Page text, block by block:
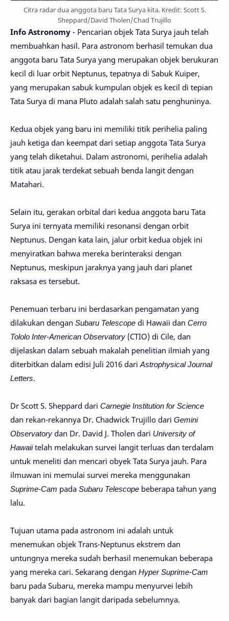
Citra radar dua anggota baru Tata Surya kita. Kredit: Scott S.
Sheppard/David Tholen/Chad Trujillo
Info Astronomy - Pencarian objek Tata Surya jauh telah
membuahkan hasil. Para astronom berhasil temukan dua
anggota baru Tata Surya yang merupakan objek berukuran
kecil di luar orbit Neptunus, tepatnya di Sabuk Kuiper,
yang merupakan sabuk kumpulan objek es kecil di tepian
Tata Surya di mana Pluto adalah salah satu penghuninya.
Kedua objek yang baru ini memiliki titik perihelia paling
jauh ketiga dan keempat dari setiap anggota Tata Surya
yang telah diketahui. Dalam astronomi, perihelia adalah
titik atau jarak terdekat sebuah benda langit dengan
Matahari.
Selain itu, gerakan orbital dari kedua anggota baru Tata
Surya ini ternyata memiliki resonansi dengan orbit
Neptunus. Dengan kata lain, jalur orbit kedua objek ini
menyiratkan bahwa mereka berinteraksi dengan
Neptunus, meskipun jaraknya yang jauh dari planet
raksasa es tersebut.
Penemuan terbaru ini berdasarkan pengamatan yang
dilakukan dengan Subaru Telescope di Hawaii dan Cerro
Tololo Inter-American Observatory (CTIO) di Cile, dan
dijelaskan dalam sebuah makalah penelitian ilmiah yang
diterbitkan dalam edisi Juli 2016 dariAstrophysical Journal
Letters.
Dr Scott S. Sheppard dari Carnegie Institution for Science
dan rekan-rekannya Dr. Chadwick Trujillo dari Gemini
Observatory dan Dr. David J. Tholen dari University of
Hawaiitelah melakukan survei langit terluas dan terdalam
untuk meneliti dan mencari obyek Tata Surya jauh. Para
ilmuwan ini memulai survei mereka menggunakan
Suprime-Cam pada Subaru Telescope beberapa tahun yang
lalu.
Tujuan utama pada astronom ini adalah untuk
menemukan objek Trans-Neptunus ekstrem dan
untungnya mereka sudah berhasil menemukan beberapa
yang mereka cari. Sekarang dengan Hyper Suprime-Cam
baru pada Subaru, mereka mampu menyurvei lebih
banyak dari bagian langit daripada sebelumnya.